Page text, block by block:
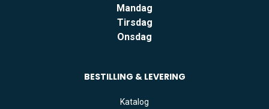
Mandag
Tirsdag
Onsdag
BESTILLING & LEVERING
Katalog